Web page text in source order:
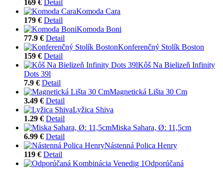
169 € Detail
Komoda Cara
179 € Detail
Komoda Boni
77.9 € Detail
Konferenčný Stolík Boston
159 € Detail
Kôš Na Bielizeň Infinity
Dots 39l
7.9 € Detail
Magnetická Lišta 30 Cm
3.49 € Detail
Lyžica Shiva
1.29 € Detail
Miska Sahara, Ø: 11,5cm
6.99 € Detail
Nástenná Polica Henry
119 € Detail
Odporúčaná